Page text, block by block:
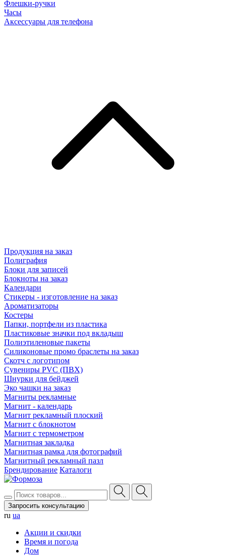
Флешки-ручки
Часы
Аксессуары для телефона
Продукция на заказ
Полиграфия
Блоки для записей
Блокноты на заказ
Календари
Стикеры - изготовление на заказ
Ароматизаторы
Костеры
Папки, портфели из пластика
Пластиковые значки под вкладыш
Полиэтиленовые пакеты
Силиконовые промо браслеты на заказ
Скотч с логотипом
Сувениры PVC (ПВХ)
Шнурки для бейджей
Эко чашки на заказ
Магниты рекламные
Магнит - календарь
Магнит рекламный плоский
Магнит с блокнотом
Магнит с термометром
Магнитная закладка
Магнитная рамка для фотографий
Магнитный рекламный пазл
Брендирование Каталоги
Запросить консультацию
ru ua
Акции и скидки
Время и погода
Дом